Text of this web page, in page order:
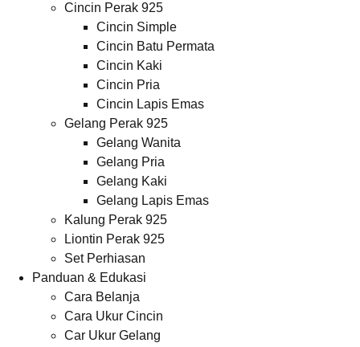
Cincin Perak 925
Cincin Simple
Cincin Batu Permata
Cincin Kaki
Cincin Pria
Cincin Lapis Emas
Gelang Perak 925
Gelang Wanita
Gelang Pria
Gelang Kaki
Gelang Lapis Emas
Kalung Perak 925
Liontin Perak 925
Set Perhiasan
Panduan & Edukasi
Cara Belanja
Cara Ukur Cincin
Car Ukur Gelang